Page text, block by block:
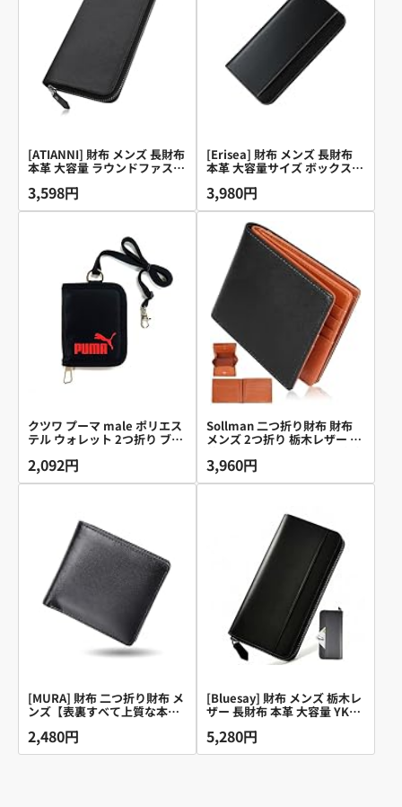
[ATIANNI] 財布 メンズ 長財布
本革 大容量 ラウンドファスナ
レート型 小銭入れ 紳士用 牛
革 さいふ
3,598円
[Erisea] 財布 メンズ 長財布
本革 大容量サイズ ボックス型
型カード収納 一流の革職人が
作る 紳士用 ビジネス スタイ
リッシュ 金運 多機能 通帳ポ
ケット 牛革 無地 ウォレット
ながざいふ 人気ブランド ギフ
ト (ブラック)
3,980円
クツワ プーマ male ポリエス
テル ウォレット 2つ折り ブラ
2,092円
Sollman 二つ折り財布 財布
メンズ 2つ折り 栃木レザー 本
量 カード16枚 父の日 金運 ブ
ラック
3,960円
[MURA] 財布 二つ折り財布 メ
ンズ【表裏すべて上質な本革
ないスリム設計・超軽量70g ]
本革 小銭入れ 大容量 カード
2,480円
[Bluesay] 財布 メンズ 栃木レ
ザー 長財布 本革 大容量 YKK
職人の技 ウォレット 小銭入れ
サイフ コンパクト 男性 紳士
5,280円